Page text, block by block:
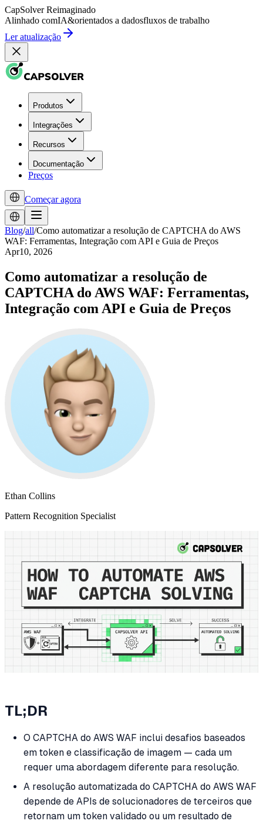
CapSolver Reimaginado
Alinhado comIA&orientados a dadosfluxos de trabalho
Ler atualização
Produtos
Integrações
Recursos
Documentação
Preços
Começar agora
Blog/all/Como automatizar a resolução de CAPTCHA do AWS
WAF: Ferramentas, Integração com API e Guia de Preços
Apr10, 2026
Como automatizar a resolução de
CAPTCHA do AWS WAF: Ferramentas,
Integração com API e Guia de Preços
Ethan Collins
Pattern Recognition Specialist
TL;DR
O CAPTCHA do AWS WAF inclui desafios baseados
em token e classificação de imagem — cada um
requer uma abordagem diferente para resolução.
A resolução automatizada do CAPTCHA do AWS WAF
depende de APIs de solucionadores de terceiros que
retornam um token validado ou um resultado de